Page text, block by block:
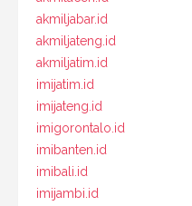
akmiljabar.id
akmiljateng.id
akmiljatim.id
imijatim.id
imijateng.id
imigorontalo.id
imibanten.id
imibali.id
imijambi.id